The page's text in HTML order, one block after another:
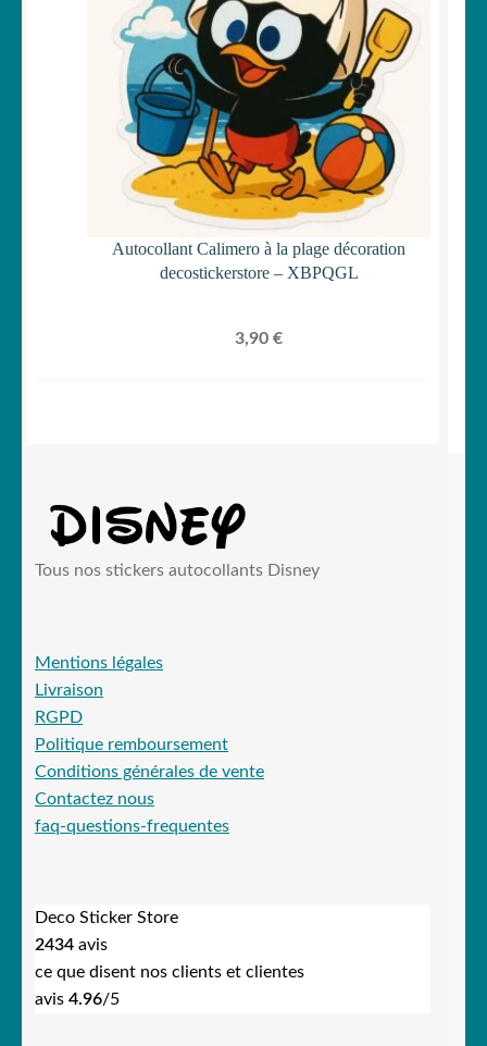
Autocollant Calimero à la plage décoration
decostickerstore – XBPQGL
3,90 €
Tous nos stickers autocollants Disney
Mentions légales
Livraison
RGPD
Politique remboursement
Conditions générales de vente
Contactez nous
faq-questions-frequentes
Deco Sticker Store
2434 avis
ce que disent nos clients et clientes
avis 4.96/5